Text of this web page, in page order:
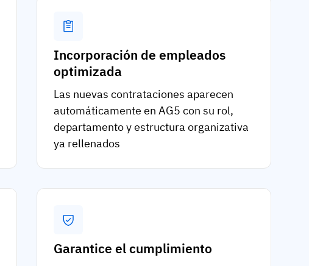
Incorporación de empleados
optimizada
Las nuevas contrataciones aparecen
automáticamente en AG5 con su rol,
departamento y estructura organizativa
ya rellenados
Garantice el cumplimiento